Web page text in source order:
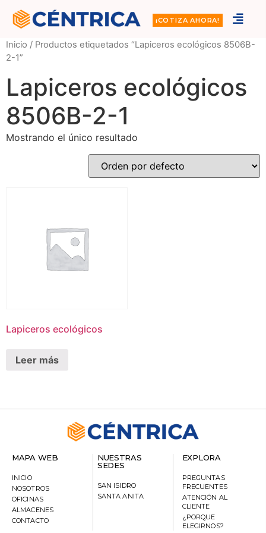
¡COTIZA AHORA!
Inicio / Productos etiquetados “Lapiceros ecológicos 8506B-
2-1”
Lapiceros ecológicos
8506B-2-1
Mostrando el único resultado
Lapiceros ecológicos
Leer más
MAPA WEB
INICIO
NOSOTROS
OFICINAS
ALMACENES
CONTACTO
NUESTRAS
SEDES
SAN ISIDRO
SANTA ANITA
EXPLORA
PREGUNTAS
FRECUENTES
ATENCIÓN AL
CLIENTE
¿PORQUE
ELEGIRNOS?